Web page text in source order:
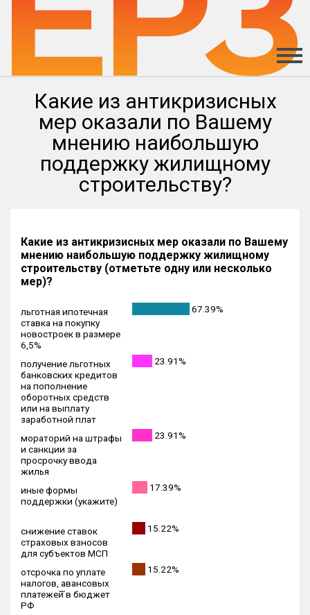
Какие из антикризисных
мер оказали по Вашему
мнению наибольшую
поддержку жилищному
строительству?
Какие из антикризисных мер оказали по Вашему
мнению наибольшую поддержку жилищному
строительству (отметьте одну или несколько
мер)?
льготная ипотечная
ставка на покупку
новостроек в размере
6,5%
67.39%
получение льготных
банковских кредитов
на пополнение
оборотных средств
или на выплату
заработной плат
23.91%
мораторий на штрафы
и санкции за
просрочку ввода
жилья
23.91%
иные формы
поддержки (укажите)
17.39%
снижение ставок
страховых взносов
для субъектов МСП
15.22%
отсрочка по уплате
налогов, авансовых
платежей̆ в бюджет
РФ
15.22%